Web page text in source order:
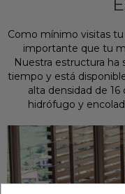
Como mínimo visitas
importante que tu
Nuestra estructura ha
tiempo y está
alta densidad de
hidrófugo y